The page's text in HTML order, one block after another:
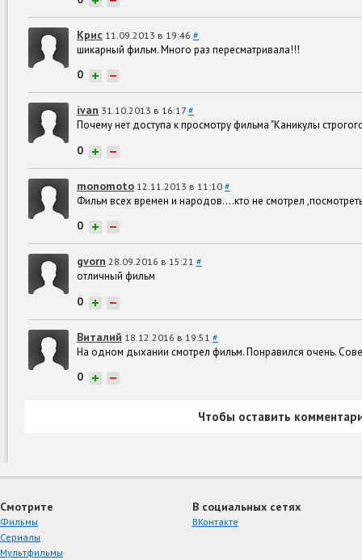
Крис 11.09.2013 в 19:46 #
шикарный фильм. Много раз пересматривала!!!
0 + −
ivan 31.10.2013 в 16:17 #
Почему нет доступа к просмотру фильма "Каникулы
0 + −
monomoto 12.11.2013 в 11:10 #
Фильм всех времен и народов....кто не смотрел
0 + −
gvorn 28.09.2016 в 15:21 #
отличный фильм
0 + −
Виталий 18.12.2016 в 19:51 #
На одном дыхании смотрел фильм. Понравился очень.
0 + −
Чтобы оставить
Смотрите
Фильмы
Сериалы
Мультфильмы
В социальных сетях
ВКонтакте